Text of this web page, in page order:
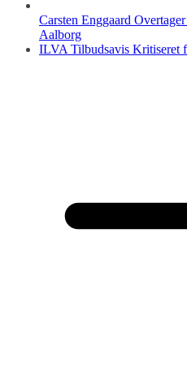
Carsten Enggaard
Aalborg
ILVA Tilbudsavis Kritiseret